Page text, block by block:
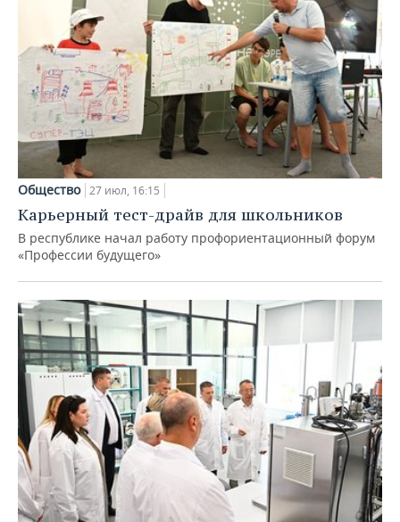
Общество 27 июл, 16:15
Карьерный тест-драйв для школьников
В республике начал работу профориентационный форум
«Профессии будущего»